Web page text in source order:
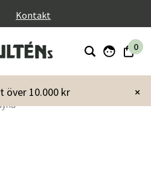
Kontakt
0
×
över 10.000 kr
Moduler